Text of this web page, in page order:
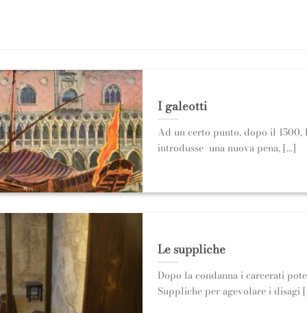
I galeotti
Ad un certo punto, dopo il
introdusse una nuova pena, [...]
Le suppliche
Dopo la condanna i carcerati
Suppliche per agevolare i disagi